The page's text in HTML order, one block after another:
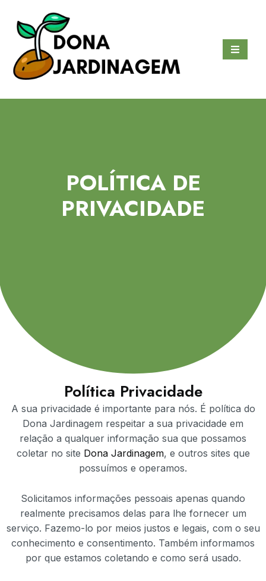
para
conteúdo
POLÍTICA DE
PRIVACIDADE
Política Privacidade
A sua privacidade é importante para nós. É política do
Dona Jardinagem respeitar a sua privacidade em
relação a qualquer informação sua que possamos
coletar no site Dona Jardinagem, e outros sites que
possuímos e operamos.
Solicitamos informações pessoais apenas quando
realmente precisamos delas para lhe fornecer um
serviço. Fazemo-lo por meios justos e legais, com o seu
conhecimento e consentimento. Também informamos
por que estamos coletando e como será usado.